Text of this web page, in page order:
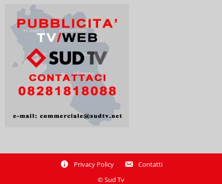
Privacy Policy
Contatti
© Sud Tv